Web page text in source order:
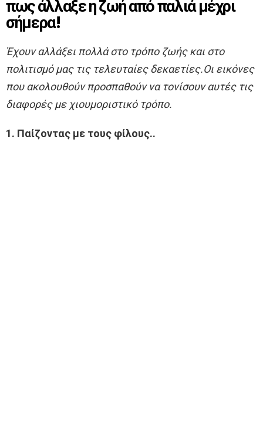
πως άλλαξε η ζωή από παλιά μέχρι
σήμερα!
Έχουν αλλάξει πολλά στο τρόπο ζωής και στο
πολιτισμό μας τις τελευταίες δεκαετίες.Οι εικόνες
που ακολουθούν προσπαθούν να τονίσουν αυτές τις
διαφορές με χιουμοριστικό τρόπο.
1. Παίζοντας με τους φίλους..